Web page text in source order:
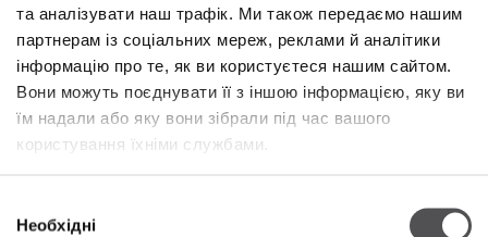
та аналізувати наш трафік. Ми також передаємо нашим
партнерам із соціальних мереж, реклами й аналітики
інформацію про те, як ви користуєтеся нашим сайтом.
Вони можуть поєднувати її з іншою інформацією, яку ви
їм надали або яку вони зібрали під час вашого
користування їхніми службами.
згодиНеобхідні
Вівторок
09:00 - 21:00
Середа
09:00 - 21:00
П'ятниця
09:00 - 21:00
Субота
09:00 - 21:00
У торгову неділю
Більше інформації